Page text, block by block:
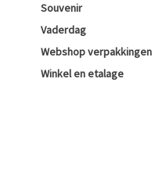
Souvenir
Vaderdag
Webshop verpakkingen
Winkel en etalage